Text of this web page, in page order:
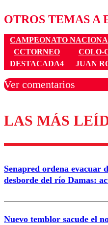
OTROS TEMAS A
CAMPEONATO
CCTORNEO
COLO-
DESTACADA4
JUAN
Ver comentarios
Los comentarios son
diálogo
Nombre
Correo
LAS MÁS
Senapred ordena evacuar
desborde del río Damas:
Nuevo temblor sacude el